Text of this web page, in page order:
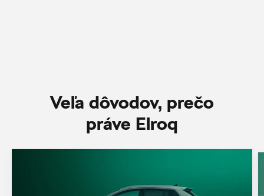
Veľa dôvodov, prečo
práve Elroq